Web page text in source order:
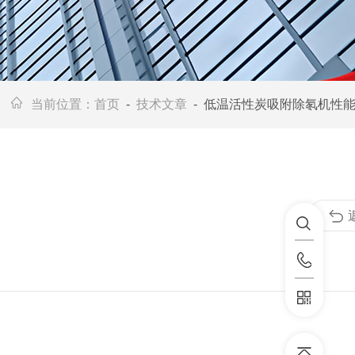
当前位置： 首页 - 技术文章 - 低温活性炭吸附除氡机性